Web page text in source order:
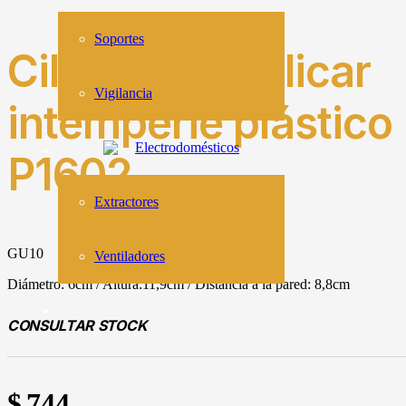
Soportes
Vigilancia
Electrodomésticos
Extractores
Ventiladores
Cilindro de aplicar
intemperie plástico
P1602
GU10
Diámetro: 6cm / Altura:11,9cm / Distancia a la pared: 8,8cm
CONSULTAR STOCK